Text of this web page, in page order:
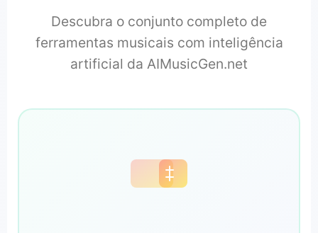
Descubra o conjunto completo de
ferramentas musicais com inteligência
artificial da AIMusicGen.net